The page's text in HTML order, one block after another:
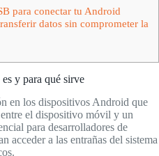
para conectar tu Android
datos sin comprometer la
y para qué sirve
en los dispositivos Android que
el dispositivo móvil y un
para desarrolladores de
acceder a las entrañas del sistema